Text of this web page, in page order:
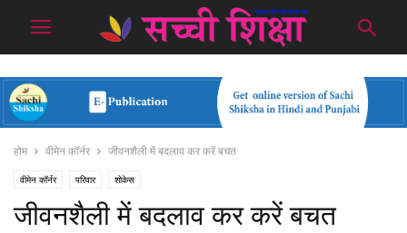
होम वीमेन कॉर्नर जीवनशैली में बदलाव कर करें बचत
वीमेन कॉर्नर परिवार शोकेस
जीवनशैली में बदलाव कर करें बचत